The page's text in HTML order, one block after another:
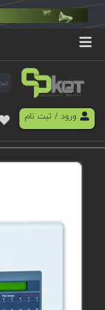
ورود/ ثبت نام